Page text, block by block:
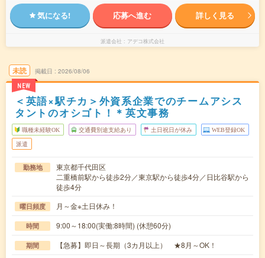
気になる! 応募へ進む 詳しく見る
派遣会社 アデコ株式会社
未読
NEW
掲載日 2026/08/06
＜英語×駅チカ＞外資系企業でのチームアシス
タントのオシゴト！＊英文事務
職種未経験OK 交通費別途支給あり 土日祝日が休み WEB登録OK
派遣
勤務地
東京都千代田区
二重橋前駅から徒歩2分／東京駅から徒歩4分／日比谷駅から
徒歩4分
曜日頻度 月～金※土日休み！
時間 9:00～18:00(実働:8時間) (休憩60分)
期間 【急募】即日～長期（3カ月以上） ★8月～OK！